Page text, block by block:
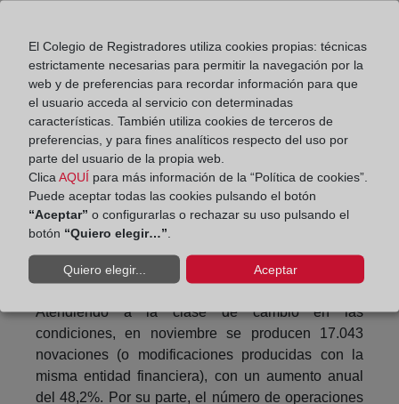
es de 36.220, un 24,1% más que en noviembre de
2020. El importe medio es de 138.189 euros, con
un aumento del 1,5%, según datos del INE,
elaborados sobre la estadística del Coelgio de
Registradores.
Hipotecas con cambios registrales
El número total de hipotecas con cambios en sus
condiciones inscritas en los registros de la
propiedad es de 20.266, un 43,4% más que en
noviembre de 2020.
Atendiendo a la clase de cambio en las
condiciones, en noviembre se producen 17.043
novaciones (o modificaciones producidas con la
misma entidad financiera), con un aumento anual
del 48,2%. Por su parte, el número de operaciones
El Colegio de Registradores utiliza cookies propias: técnicas
estrictamente necesarias para permitir la navegación por la
web y de preferencias para recordar información para que
el usuario acceda al servicio con determinadas
características. También utiliza cookies de terceros de
preferencias, y para fines analíticos respecto del uso por
parte del usuario de la propia web.
Clica AQUÍ para más información de la “Política de cookies”.
Puede aceptar todas las cookies pulsando el botón
“Aceptar” o configurarlas o rechazar su uso pulsando el
botón “Quiero elegir…”
Quiero elegir... Aceptar